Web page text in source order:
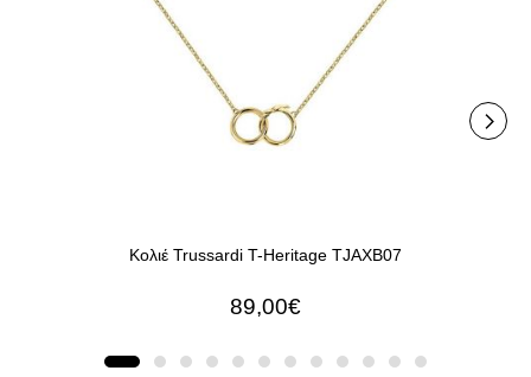
Κολιέ Trussardi T-Heritage TJAXB07
89,00€